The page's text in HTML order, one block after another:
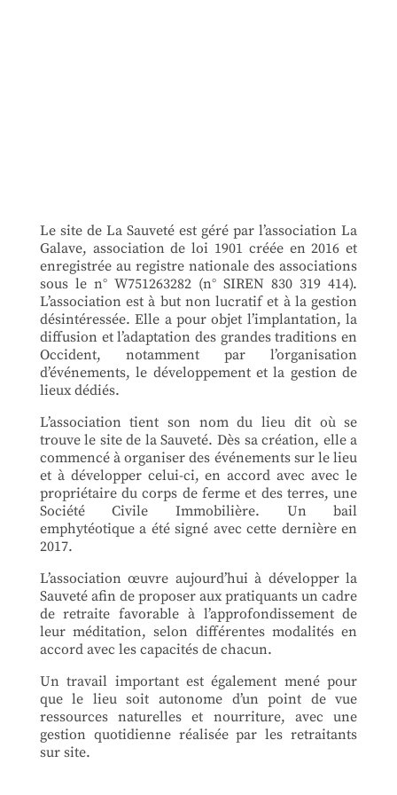
Le site de La Sauveté est géré par l’association La
Galave, association de loi 1901 créée en 2016 et
enregistrée au registre nationale des associations
sous le n° W751263282 (n° SIREN 830 319 414).
L’association est à but non lucratif et à la gestion
désintéressée. Elle a pour objet l’implantation, la
diffusion et l’adaptation des grandes traditions en
Occident, notamment par l’organisation
d’événements, le développement et la gestion de
lieux dédiés.
L’association tient son nom du lieu dit où se
trouve le site de la Sauveté. Dès sa création, elle a
commencé à organiser des événements sur le lieu
et à développer celui-ci, en accord avec avec le
propriétaire du corps de ferme et des terres, une
Société Civile Immobilière. Un bail
emphytéotique a été signé avec cette dernière en
2017.
L’association œuvre aujourd’hui à développer la
Sauveté afin de proposer aux pratiquants un cadre
de retraite favorable à l’approfondissement de
leur méditation, selon différentes modalités en
accord avec les capacités de chacun.
Un travail important est également mené pour
que le lieu soit autonome d’un point de vue
ressources naturelles et nourriture, avec une
gestion quotidienne réalisée par les retraitants
sur site.